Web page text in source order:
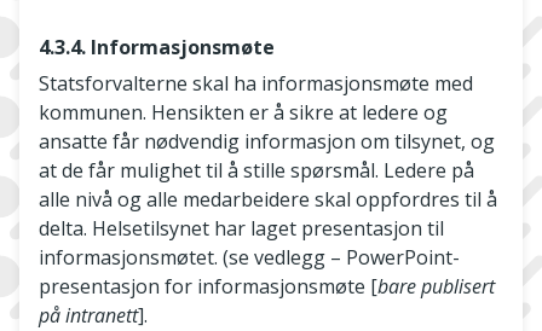
4.3.4. Informasjonsmøte
Statsforvalterne skal ha informasjonsmøte med
kommunen. Hensikten er å sikre at ledere og
ansatte får nødvendig informasjon om tilsynet, og
at de får mulighet til å stille spørsmål. Ledere på
alle nivå og alle medarbeidere skal oppfordres til å
delta. Helsetilsynet har laget presentasjon til
informasjonsmøtet. (se vedlegg – PowerPoint-
presentasjon for informasjonsmøte [bare publisert
på intranett].